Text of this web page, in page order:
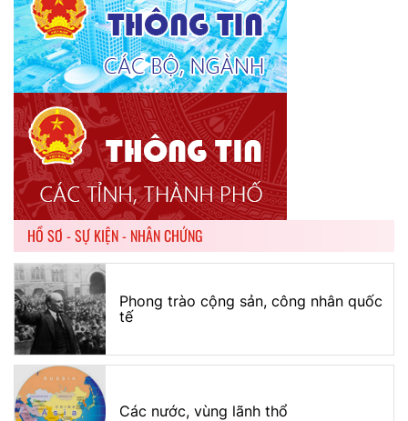
HỒ SƠ - SỰ KIỆN - NHÂN CHỨNG
Phong trào cộng sản, công nhân quốc
tế
Các nước, vùng lãnh thổ